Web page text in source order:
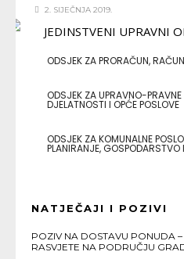
2. SIJEČNJA 2019.
ODSJEK ZA PRORAČUN,
ODSJEK ZA UPRAVNO-PRAVNE
DJELATNOSTI I OPĆE POSLOVE
ODSJEK ZA KOMUNALNE
PLANIRANJE, GOSPODARSTVO
NATJEČAJI I POZIVI
POZIV NA DOSTAVU PONUDA
RASVJETE NA PODRUČJU